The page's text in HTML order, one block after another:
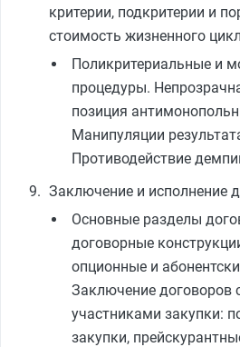
критерии, подкритерии и
стоимость жизненного
Поликритериальные и
процедуры.
позиция
Манипуляции
Противодействие
Заключение и исполнение
Основные разделы
договорные
опционные и
Заключение договоров
участниками закупки:
закупки,